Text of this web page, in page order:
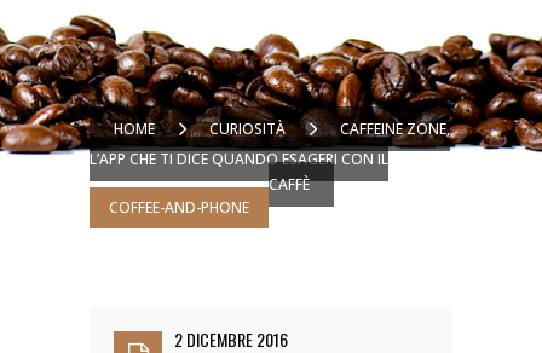
HOME CURIOSITÀ
CAFFEINE ZONE,
L’APP CHE TI DICE QUANDO ESAGERI CON IL
CAFFÈ
COFFEE-AND-PHONE
2 DICEMBRE 2016